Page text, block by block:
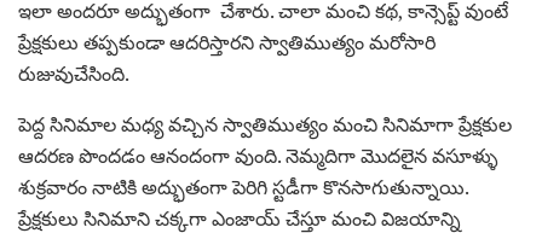
ఇలా అందరూ అద్భుతంగా చేశారు. చాలా మంచి కథ, కాన్సెప్ట్ వుంటే
ప్రేక్షకులు తప్పకుండా ఆదరిస్తారని స్వాతిముత్యం మరోసారి
రుజువుచేసింది.
పెద్ద సినిమాల మధ్య వచ్చిన స్వాతిముత్యం మంచి సినిమాగా ప్రేక్షకుల
ఆదరణ పొందడం ఆనందంగా వుంది. నెమ్మదిగా మొదలైన వసూళ్ళు
శుక్రవారం నాటికి అద్భుతంగా పెరిగి స్టడీగా కొనసాగుతున్నాయి.
ప్రేక్షకులు సినిమాని చక్కగా ఎంజాయ్ చేస్తూ మంచి విజయాన్ని